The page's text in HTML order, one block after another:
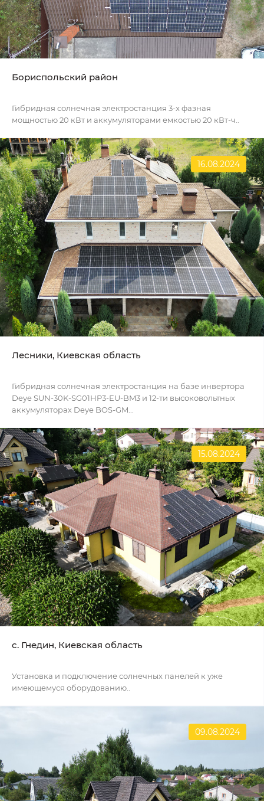
Бориспольский район
Гибридная солнечная электростанция 3-х фазная
мощностью 20 кВт и аккумуляторами емкостью 20 кВт-ч..
16.08.2024
Лесники, Киевская область
Гибридная солнечная электростанция на базе инвертора
Deye SUN-30K-SG01HP3-EU-BM3 и 12-ти высоковольтных
аккумуляторах Deye BOS-GM...
15.08.2024
c. Гнедин, Киевская область
Установка и подключение солнечных панелей к уже
имеющемуся оборудованию..
09.08.2024